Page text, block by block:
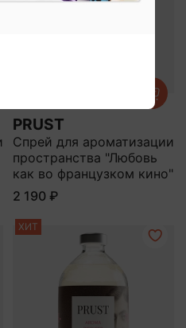
PRUST
Спрей для ароматизации
пространства "Любовь
как во французком кино"
2 190 ₽
ХИТ